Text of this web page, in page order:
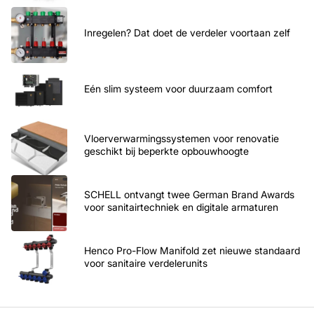
Inregelen? Dat doet de verdeler voortaan zelf
Eén slim systeem voor duurzaam comfort
Vloerverwarmingssystemen voor renovatie
geschikt bij beperkte opbouwhoogte
SCHELL ontvangt twee German Brand Awards
voor sanitairtechniek en digitale armaturen
Henco Pro-Flow Manifold zet nieuwe standaard
voor sanitaire verdelerunits